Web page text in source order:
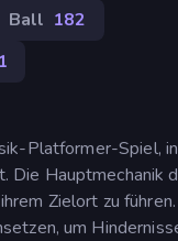
Ball 182
Platformer-Spiel,
Die
Zielort zu
um